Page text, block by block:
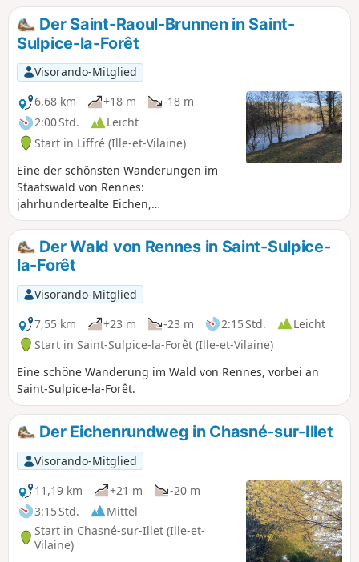
Der Saint-Raoul-Brunnen in Saint-
Sulpice-la-Forêt
Visorando-Mitglied
6,68 km
+18 m
-18 m
2:00 Std.
Leicht
Start in Liffré (Ille-et-Vilaine)
Eine der schönsten Wanderungen im
Staatswald von Rennes:
jahrhundertealte Eichen,
stimmungsvolle Wege, Bäche, Licht und
Schatten. Für jedermann und zu jeder
Jahreszeit. Bäume des Waldes, ihr kennt
meine Seele!...Ihr wisst es, der Stein,
über den ein Käfer läuft,Ein
bescheidener Wassertropfen, der von
Blume zu Blume fällt,eine Wolke, ein
Vogel beschäftigen mich den ganzen
Tag.Die Betrachtung erfüllt mein Herz
mit Liebe.Victor Hugo.
Der Wald von Rennes in Saint-Sulpice-
la-Forêt
Visorando-Mitglied
7,55 km
+23 m -23 m 2:15 Std.
Leicht
Start in Saint-Sulpice-la-Forêt (Ille-et-Vilaine)
Eine schöne Wanderung im Wald von Rennes, vorbei an
Saint-Sulpice-la-Forêt.
Der Eichenrundweg in Chasné-sur-Illet
Visorando-Mitglied
11,19 km
+21 m
-20 m
3:15 Std.
Mittel
Start in Chasné-sur-Illet (Ille-et-
Vilaine)